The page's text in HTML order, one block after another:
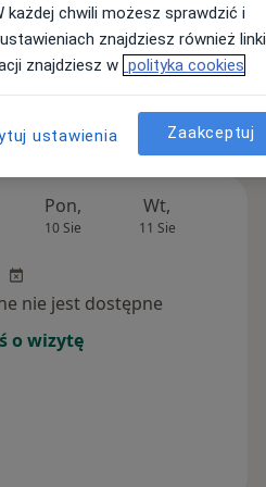
Pon,
10 Sie
Wt,
11 Sie
nie jest dostępne
o wizytę
chwili możesz sprawdzić i
znajdziesz również linki
znajdziesz w polityka cookies
ustawienia Zaakceptuj